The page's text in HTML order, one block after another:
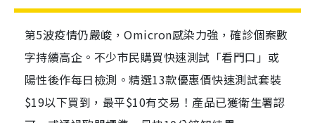
第5波疫情仍嚴峻，Omicron感染力強，確診個案數
字持續高企。不少市民購買快速測試「看門口」或
陽性後作每日檢測。精選13款優惠價快速測試套裝
$19以下買到，最平$10有交易！產品已獲衛生署認